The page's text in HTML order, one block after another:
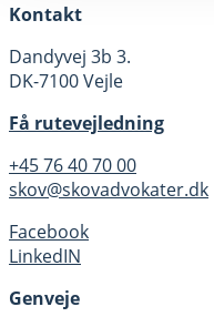
Kontakt
Dandyvej 3b 3.
DK-7100 Vejle
Få rutevejledning
+45 76 40 70 00
skov@skovadvokater.dk
Facebook
LinkedIN
Genveje